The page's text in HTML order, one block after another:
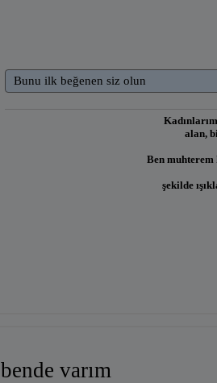
Bunu ilk beğenen siz olun
alan,
Ben muhterem
şekilde
bende varım